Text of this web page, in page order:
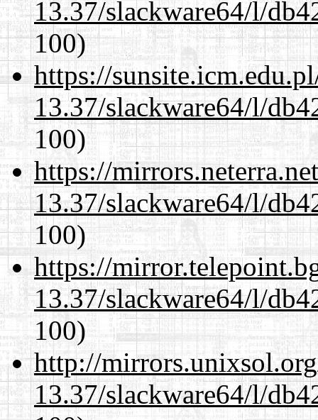
13.37/slackware64/l/
100)
https://
13.37/slackware64/l/
100)
https://
13.37/slackware64/l/
100)
https://
13.37/slackware64/l/
100)
http://
13.37/slackware64/l/